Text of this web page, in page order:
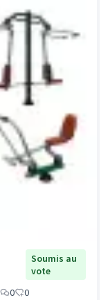
Soumis au
vote
0 0